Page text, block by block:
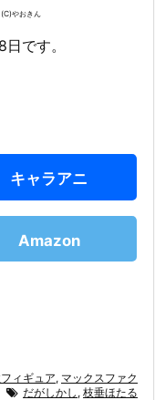
やおきん
です。
キャラアニ
Amazon
ィギュア, マックスファク
だがしかし , 枝垂ほたる